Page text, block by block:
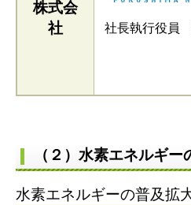
株式会
社
社長執行役
（２） 水素エネルギー
水素エネルギーの普及拡